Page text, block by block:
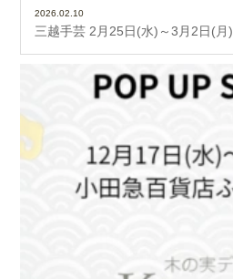
2026.02.10
三越手芸 2月25日(水)～3月2日(月)